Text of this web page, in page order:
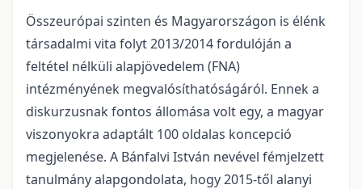
Összeurópai szinten és Magyarországon is élénk
társadalmi vita folyt 2013/2014 fordulóján a
feltétel nélküli alapjövedelem (FNA)
intézményének megvalósíthatóságáról. Ennek a
diskurzusnak fontos állomása volt egy, a magyar
viszonyokra adaptált 100 oldalas koncepció
megjelenése. A Bánfalvi István nevével fémjelzett
tanulmány alapgondolata, hogy 2015-től alanyi